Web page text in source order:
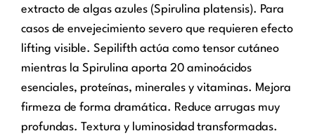
extracto de algas azules (Spirulina platensis). Para
casos de envejecimiento severo que requieren efecto
lifting visible. Sepilifth actúa como tensor cutáneo
mientras la Spirulina aporta 20 aminoácidos
esenciales, proteínas, minerales y vitaminas. Mejora
firmeza de forma dramática. Reduce arrugas muy
profundas. Textura y luminosidad transformadas.